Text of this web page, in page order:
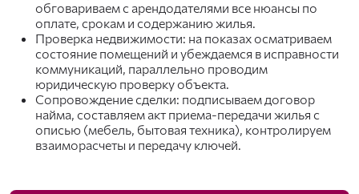
обговариваем с арендодателями все нюансы по
оплате, срокам и содержанию жилья.
Проверка недвижимости: на показах осматриваем
состояние помещений и убеждаемся в исправности
коммуникаций, параллельно проводим
юридическую проверку объекта.
Сопровождение сделки: подписываем договор
найма, составляем акт приема-передачи жилья с
описью (мебель, бытовая техника), контролируем
взаиморасчеты и передачу ключей.